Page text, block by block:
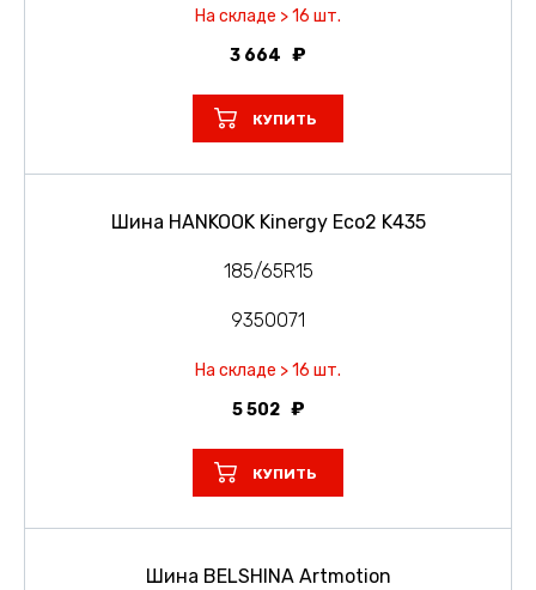
На складе > 16 шт.
3 664
КУПИТЬ
Шина HANKOOK Kinergy Eco2 K435
185/65R15
9350071
На складе > 16 шт.
5 502
КУПИТЬ
Шина BELSHINA Artmotion